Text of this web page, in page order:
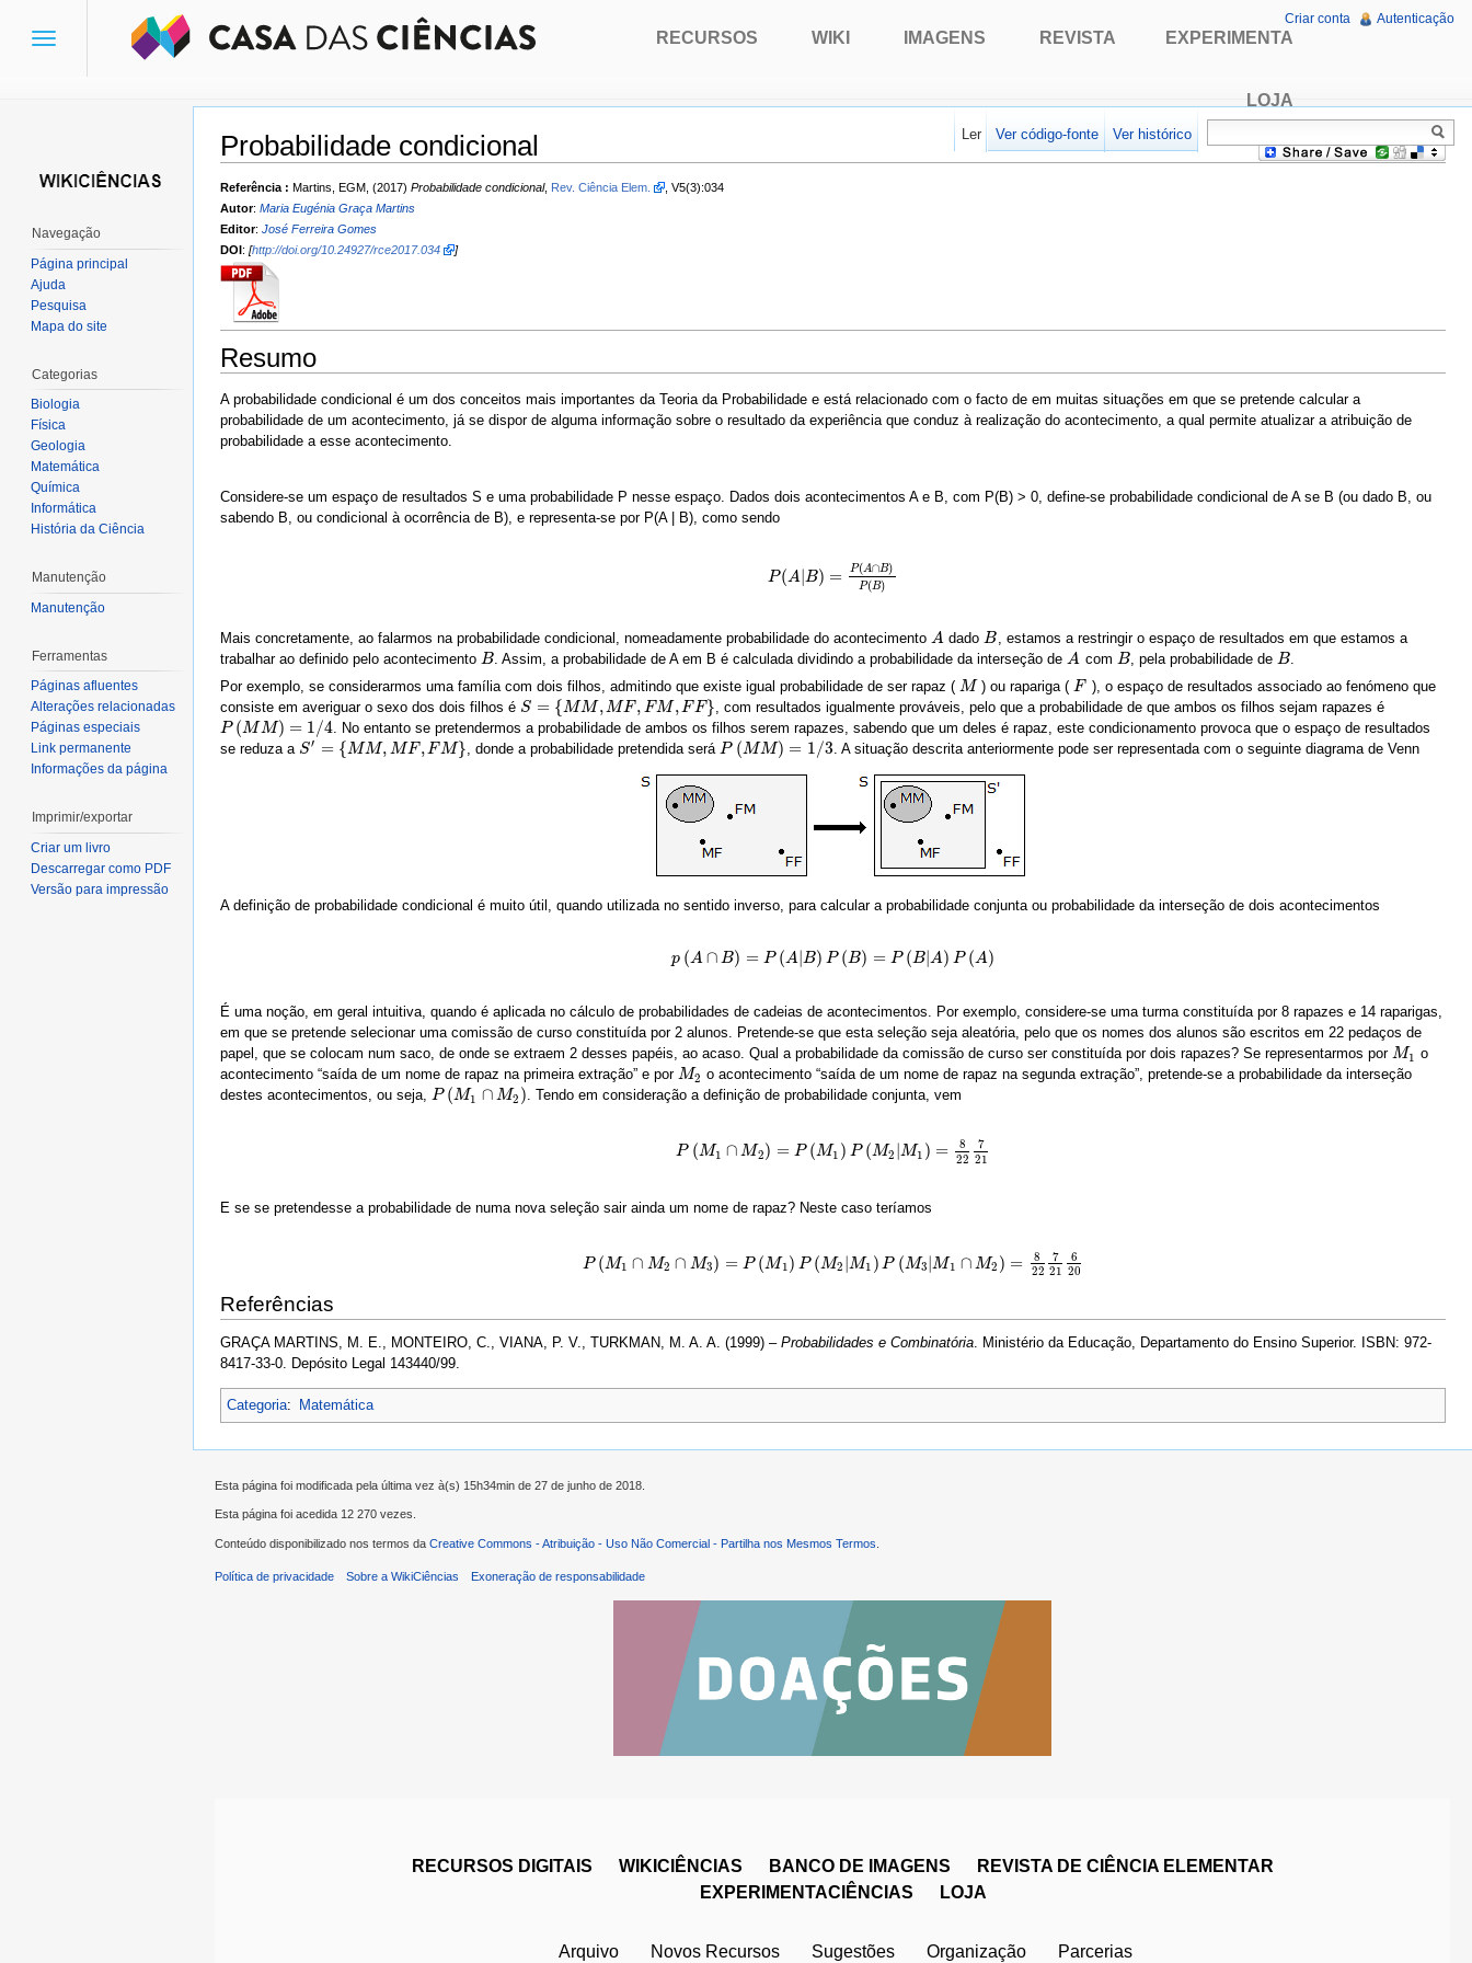
Probabilidade condicional
Ir para:navegação,pesquisa
Referência : Martins, EGM, (2017) Probabilidade condicional, Rev. Ciência Elem.
, V5(3):034
Autor: Maria Eugénia Graça Martins
Editor: José Ferreira Gomes
DOI: [http://doi.org/10.24927/rce2017.034 ]
Resumo
A probabilidade condicional é um dos conceitos mais importantes da Teoria da Probabilidade e está relacionado com o facto de em muitas situações em que se pretende calcular a
probabilidade de um acontecimento, já se dispor de alguma informação sobre o resultado da experiência que conduz à realização do acontecimento, a qual permite atualizar a atribuição de
probabilidade a esse acontecimento.
Considere-se um espaço de resultados S e uma probabilidade P nesse espaço. Dados dois acontecimentos A e B, com P(B) > 0, define-se probabilidade condicional de A se B (ou dado B, ou
sabendo B, ou condicional à ocorrência de B), e representa-se por P(A | B), como sendo
P(A|B) = P(A∩B)
P(B)
P(A|B)=P (A ∩B)P(B)
Mais concretamente, ao falarmos na probabilidade condicional, nomeadamente probabilidade do acontecimento A
A dado B
B
, estamos a restringir o espaço de resultados em que estamos a
trabalhar ao definido pelo acontecimento B
B . Assim, a probabilidade de A em B é calculada dividindo a probabilidade da interseção de A
A com B
B , pela probabilidade de B
B
Por exemplo, se considerarmos uma família com dois filhos, admitindo que existe igual probabilidade de ser rapaz ( M
M ) ou rapariga ( F
F ), o espaço de resultados associado ao fenómeno que
consiste em averiguar o sexo dos dois filhos é S = {MM,MF, FM,FF}
S={M M,MF,FM,FF} , com resultados igualmente prováveis, pelo que a probabilidade de que ambos os filhos sejam rapazes é
P (MM) = 1/4
P( MM)=1 / 4
. No entanto se pretendermos a probabilidade de ambos os filhos serem rapazes, sabendo que um deles é rapaz, este condicionamento provoca que o espaço de resultados
se reduza a S′ = {MM, MF,FM}
S′= {M M,MF,FM} , donde a probabilidade pretendida será P (MM) = 1/3
P( MM)=1 / 3 . A situação descrita anteriormente pode ser representada com o seguinte diagrama de Venn
A definição de probabilidade condicional é muito útil, quando utilizada no sentido inverso, para calcular a probabilidade conjunta ou probabilidade da interseção de dois acontecimentos
p (A ∩ B) = P (A|B) P (B) = P (B|A) P (A)
p( A∩B)=P( A|B )P (B)=P(B|A )P(A )
É uma noção, em geral intuitiva, quando é aplicada no cálculo de probabilidades de cadeias de acontecimentos. Por exemplo, considere-se uma turma constituída por 8 rapazes e 14 raparigas,
em que se pretende selecionar uma comissão de curso constituída por 2 alunos. Pretende-se que esta seleção seja aleatória, pelo que os nomes dos alunos são escritos em 22 pedaços de
papel, que se colocam num saco, de onde se extraem 2 desses papéis, ao acaso. Qual a probabilidade da comissão de curso ser constituída por dois rapazes? Se representarmos por M1
M1 o
acontecimento “saída de um nome de rapaz na primeira extração” e por M2
M2 o acontecimento “saída de um nome de rapaz na segunda extração”, pretende-se a probabilidade da interseção
destes acontecimentos, ou seja, P (M1 ∩ M2 )
P( M1∩ M2 ) . Tendo em consideração a definição de probabilidade conjunta, vem
P (M1 ∩ M2) = P (M1 ) P (M2 |M1 ) =
8
22
7
21
P( M1∩ M2 )=P(M1) P(M2|M 1 )=822721
E se se pretendesse a probabilidade de numa nova seleção sair ainda um nome de rapaz? Neste caso teríamos
P (M1 ∩ M2 ∩ M3) = P (M1) P (M2 |M1 ) P (M3 |M1 ∩ M2 ) =
8
22
7
21
6
20
P( M1∩ M2 ∩M3)= P(M 1 )P( M2|M1) P (M 3|M1 ∩M2 ) =8 22721620
Referências
GRAÇA MARTINS, M. E., MONTEIRO, C., VIANA, P. V., TURKMAN, M. A. A. (1999) – Probabilidades e Combinatória. Ministério da Educação, Departamento do Ensino Superior. ISBN: 972-
8417-33-0. Depósito Legal 143440/99.
Categoria: Matemática
Toggle
RECURSOS WIKI IMAGENS REVISTA EXPERIMENTA
LOJA
Criar conta Autenticação
Ler Ver código-fonte Ver histórico
Navegação
Página principal
Ajuda
Pesquisa
Mapa do site
Categorias
Biologia
Física
Geologia
Matemática
Química
Informática
História da Ciência
Manutenção
Manutenção
Ferramentas
Páginas afluentes
Alterações relacionadas
Páginas especiais
Link permanente
Informações da página
Imprimir/exportar
Criar um livro
Descarregar como PDF
Versão para impressão
Esta página foi modificada pela última vez à(s) 15h34min de 27 de junho de 2018.
Esta página foi acedida 12 270 vezes.
Conteúdo disponibilizado nos termos da Creative Commons - Atribuição - Uso Não Comercial - Partilha nos Mesmos Termos
Política de privacidade Sobre a WikiCiências Exoneração de responsabilidade
RECURSOS DIGITAIS WIKICIÊNCIAS BANCO DE IMAGENS
REVISTA DE CIÊNCIA ELEMENTAR
EXPERIMENTACIÊNCIAS
LOJA
Arquivo Novos Recursos Sugestões Organização Parcerias